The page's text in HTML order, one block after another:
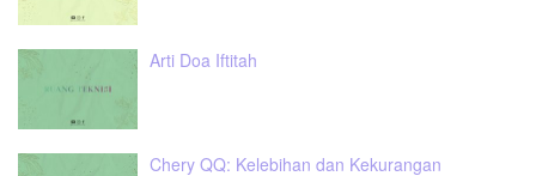
Arti Doa Iftitah
Chery QQ: Kelebihan dan Kekurangan